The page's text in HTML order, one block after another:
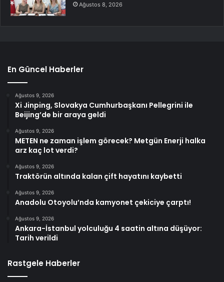
Ağustos 8, 2026
En Güncel Haberler
Ağustos 9, 2026
Xi Jinping, Slovakya Cumhurbaşkanı Pellegrini ile
Beijing’de bir araya geldi
Ağustos 9, 2026
METEN ne zaman işlem görecek? Metgün Enerji halka
arz kaç lot verdi?
Ağustos 9, 2026
Traktörün altında kalan çift hayatını kaybetti
Ağustos 9, 2026
Anadolu Otoyolu’nda kamyonet çekiciye çarptı!
Ağustos 9, 2026
Ankara-İstanbul yolculuğu 4 saatin altına düşüyor:
Tarih verildi
Rastgele Haberler